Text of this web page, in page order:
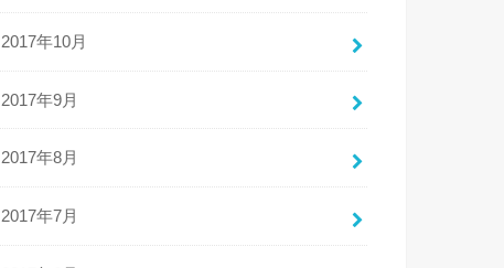
2017年10月
2017年9月
2017年8月
2017年7月